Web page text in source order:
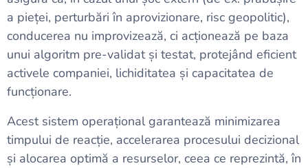
a pieței, perturbări în aprovizionare, risc geopolitic),
conducerea nu improvizează, ci acționează pe baza
unui algoritm pre-validat și testat, protejând eficient
activele companiei, lichiditatea și capacitatea de
funcționare.
Acest sistem operațional garantează minimizarea
timpului de reacție, accelerarea procesului decizional
și alocarea optimă a resurselor, ceea ce reprezintă, în